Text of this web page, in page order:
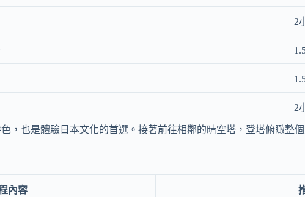
2
2
也是體驗日本文化的首選。接著前往相鄰的晴空塔，登塔俯瞰整
內容